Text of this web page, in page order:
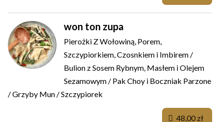
won ton zupa
Pierożki Z Wołowiną, Porem,
Szczypiorkiem, Czosnkiem i Imbirem /
Bulion z Sosem Rybnym, Masłem i Olejem
Sezamowym / Pak Choy i Boczniak Parzone
/ Grzyby Mun / Szczypiorek